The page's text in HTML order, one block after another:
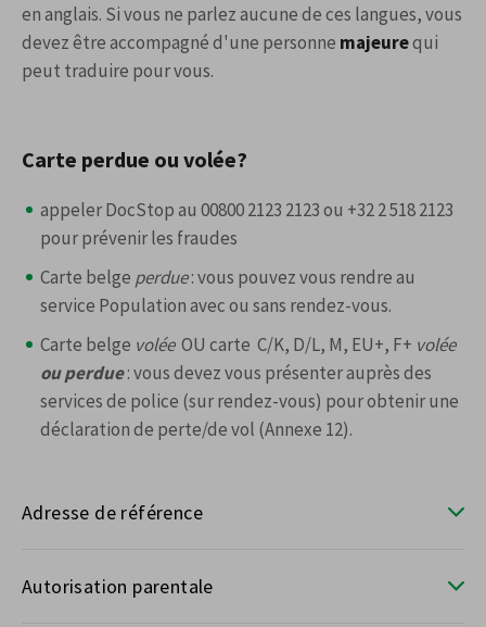
en anglais. Si vous ne parlez aucune de ces langues, vous
devez être accompagné d'une personne majeurequi
peut traduire pour vous.
Carte perdue ou volée?
appeler DocStop au 00800 2123 2123 ou +32 2 518 2123
pour prévenir les fraudes
Carte belge perdue: vous pouvez vous rendre au
service Population avec ou sans rendez-vous.
Carte belge volée OU carte C/K, D/L, M, EU+, F+ volée
ou perdue: vous devez vous présenter auprès des
services de police (sur rendez-vous) pour obtenir une
déclaration de perte/de vol (Annexe 12).
Adresse de référence
Autorisation parentale